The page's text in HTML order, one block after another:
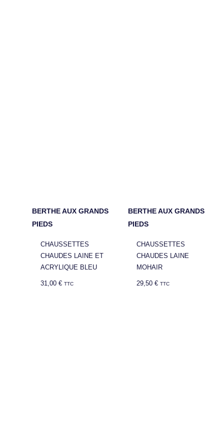
BERTHE AUX GRANDS
PIEDS
CHAUSSETTES
CHAUDES LAINE ET
ACRYLIQUE BLEU
31,00€ TTC
BERTHE AUX GRANDS
PIEDS
CHAUSSETTES
CHAUDES LAINE
MOHAIR
29,50€ TTC